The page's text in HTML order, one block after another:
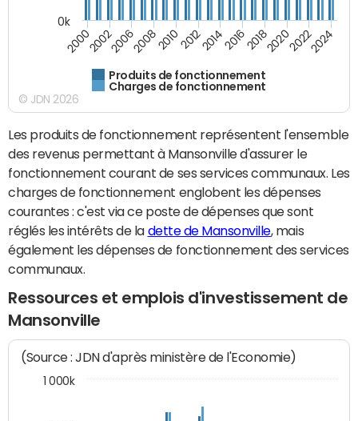
Produits de fonctionnement
Charges de fonctionnement
200020022006200820102012201420162018202020222024
0k
© JDN 2026
Les produits de fonctionnement représentent l'ensemble
des revenus permettant à Mansonville d'assurer le
fonctionnement courant de ses services communaux. Les
charges de fonctionnement englobent les dépenses
courantes : c'est via ce poste de dépenses que sont
réglés les intérêts de la dette de Mansonville, mais
également les dépenses de fonctionnement des services
communaux.
Ressources et emplois d'investissement de
Mansonville
(Source : JDN d'après ministère de l'Economie)
1 000k